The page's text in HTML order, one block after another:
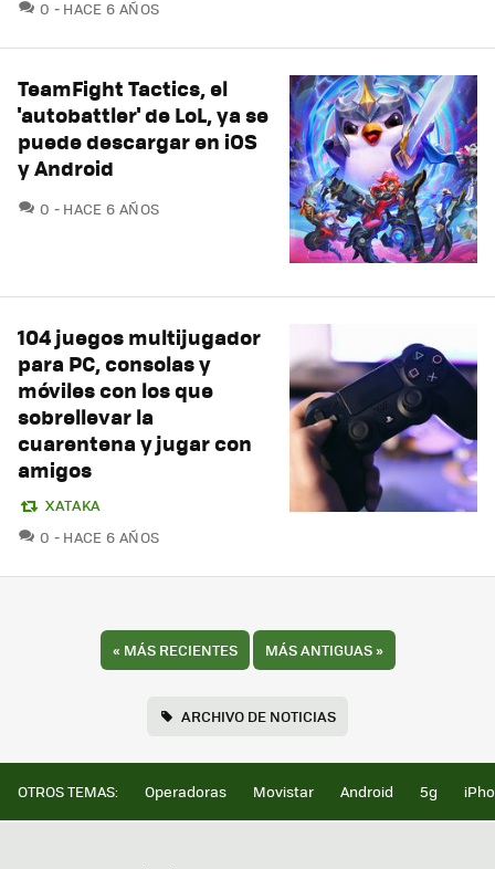
0 COMENTARIOS
HACE 6 AÑOS
TeamFight Tactics, el
'autobattler' de LoL, ya se
puede descargar en iOS
y Android
0 COMENTARIOS
HACE 6 AÑOS
104 juegos multijugador
para PC, consolas y
móviles con los que
sobrellevar la
cuarentena y jugar con
amigos
XATAKA
0 COMENTARIOS
HACE 6 AÑOS
« MÁS RECIENTES MÁS ANTIGUAS»
ARCHIVO DE NOTICIAS
OTROS TEMAS: Operadoras Movistar Android 5g